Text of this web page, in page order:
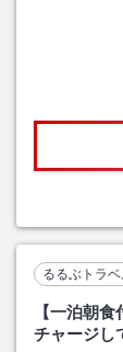
るるぶトラ
【一泊朝
チャージし